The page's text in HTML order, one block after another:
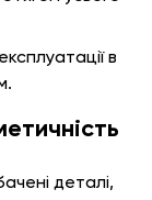
в
деталі,